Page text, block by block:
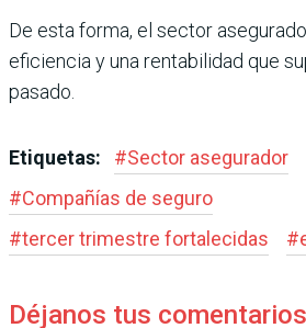
De esta forma, el sector
eficiencia y una rentabilidad que
pasado.
Etiquetas: #Sector asegurador
#Compañías de seguro
#tercer trimestre fortalecidas #
Déjanos tus